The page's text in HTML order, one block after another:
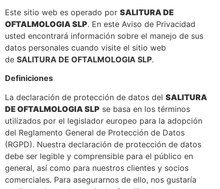
Este sitio web es operado por SALITURA DE
OFTALMOLOGIA SLP. En este Aviso de Privacidad
usted encontrará información sobre el manejo de sus
datos personales cuando visite el sitio web
de SALITURA DE OFTALMOLOGIA SLP.
Definiciones
La declaración de protección de datos del SALITURA
DE OFTALMOLOGIA SLP se basa en los términos
utilizados por el legislador europeo para la adopción
del Reglamento General de Protección de Datos
(RGPD). Nuestra declaración de protección de datos
debe ser legible y comprensible para el público en
general, así como para nuestros clientes y socios
comerciales. Para asegurarnos de ello, nos gustaría